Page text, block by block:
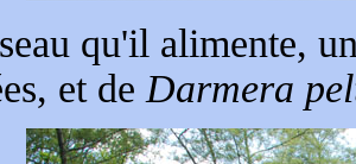
qu'il alimente,
et de Darmera